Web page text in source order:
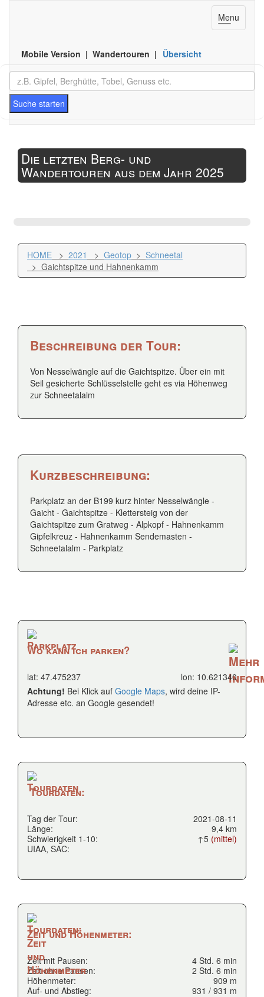
Toggle
navigation
Menu
Mobile Version | Wandertouren | Übersicht
Suche starten
Die letzten Berg- und
Wandertouren aus dem Jahr 2025
HOME > 2021 > Geotop > Schneetal
> Gaichtspitze und Hahnenkamm
Beschreibung der Tour:
Von Nesselwängle auf die Gaichtspitze. Über ein mit
Seil gesicherte Schlüsselstelle geht es via Höhenweg
zur Schneetalalm
Kurzbeschreibung:
Parkplatz an der B199 kurz hinter Nesselwängle -
Gaicht - Gaichtspitze - Klettersteig von der
Gaichtspitze zum Gratweg - Alpkopf - Hahnenkamm
Gipfelkreuz - Hahnenkamm Sendemasten -
Schneetalalm - Parkplatz
Wo kann ich parken?
lat: 47.475237
lon: 10.621340
Achtung! Bei Klick auf Google Maps, wird deine IP-
Adresse etc. an Google gesendet!
Tourdaten:
Tag der Tour:
2021-08-11
Länge:
9,4 km
Schwierigkeit 1-10:
↑5 (mittel)
UIAA, SAC:
Zeit und Höhenmeter:
Zeit mit Pausen:
4 Std. 6 min
Zeit ohne Pausen:
2 Std. 6 min
Höhenmeter:
909 m
Auf- und Abstieg:
931 / 931 m